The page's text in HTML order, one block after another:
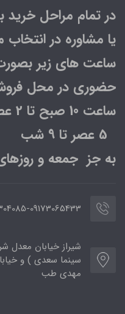
در تمام مراحل خرید
یا مشاوره در
ساعت های زیر
حضوری در محل
ساعت 10 صبح تا 2 عصر
به جز جمعه و
09173065433
سینما سعدی ) و
مهدی طب